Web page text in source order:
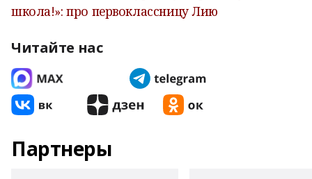
школа!»: про первоклассницу Лию
Читайте нас
Партнеры